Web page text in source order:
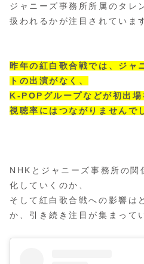
ジャニーズ事務所所属のタレ
扱われるかが注目されていま
昨年の紅白歌合戦では、ジャ
トの出演がなく、
K-POPグループなどが初出場
視聴率にはつながりませんで
NHKとジャニーズ事務所の関
化していくのか、
そして紅白歌合戦への影響は
か、引き続き注目が集まって